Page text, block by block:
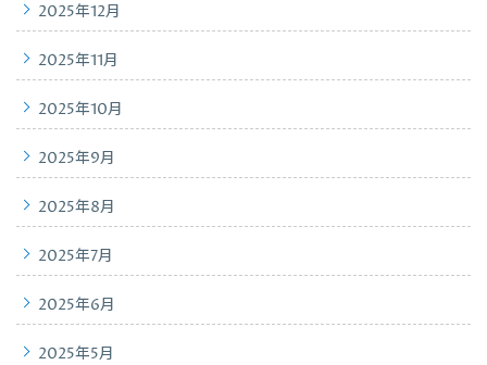
2025年12月
2025年11月
2025年10月
2025年9月
2025年8月
2025年7月
2025年6月
2025年5月